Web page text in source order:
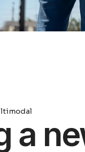
404 Error Page
a